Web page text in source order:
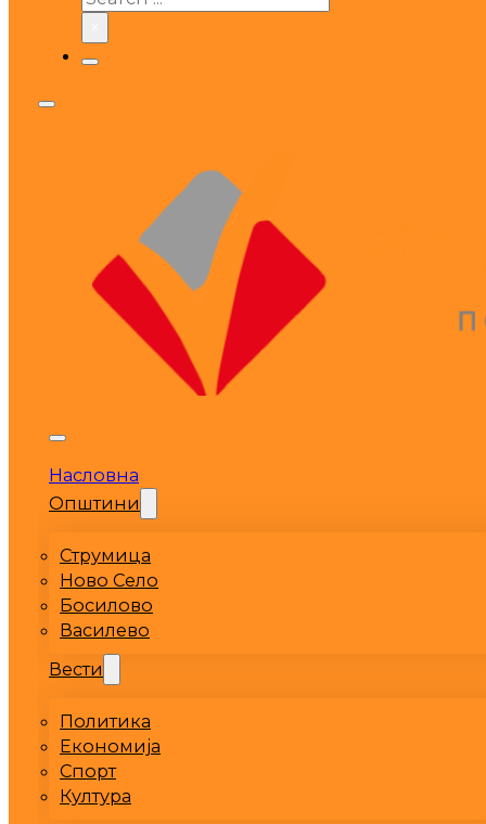
Насловна
Општини
Струмица
Ново Село
Босилово
Василево
Вести
Политика
Економија
Спорт
Култура